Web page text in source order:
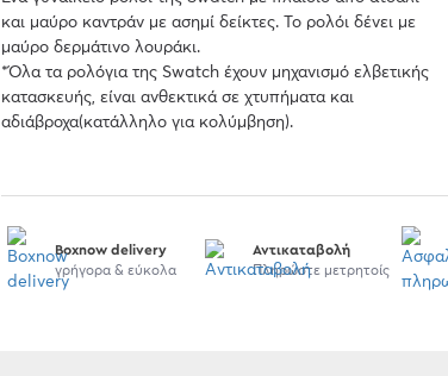
και μαύρο καντράν με ασημί δείκτες. Το ρολόι δένει με
μαύρο δερμάτινο λουράκι.
*Όλα τα ρολόγια της Swatch έχουν μηχανισμό ελβετικής
κατασκευής, είναι ανθεκτικά σε χτυπήματα και
αδιάβροχα(κατάλληλο για κολύμβηση).
Boxnow delivery
γρήγορα & εύκολα
Αντικαταβολή
Πληρώστε μετρητοίς